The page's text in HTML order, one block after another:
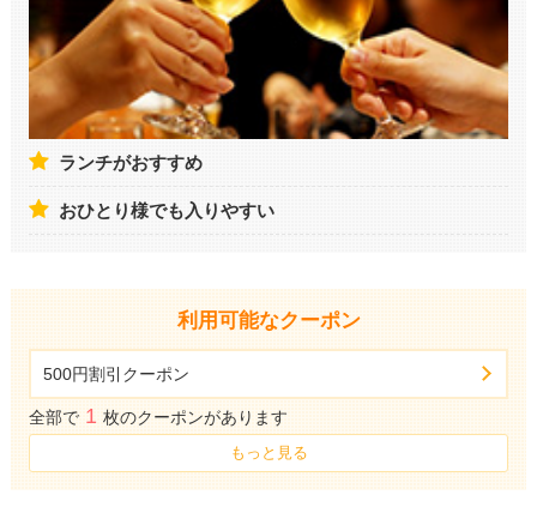
ランチがおすすめ
おひとり様でも入りやすい
利用可能なクーポン
500円割引クーポン
全部で1 枚のクーポンがあります
もっと見る